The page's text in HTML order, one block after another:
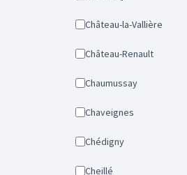
Château-la-Vallière
Château-Renault
Chaumussay
Chaveignes
Chédigny
Cheillé